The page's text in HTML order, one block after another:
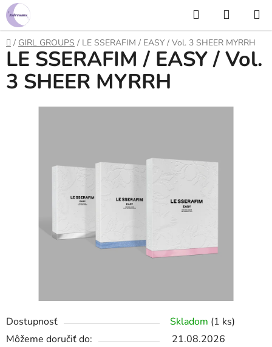
Prejsť
na
obsah
Hľadať
KOŠÍK
Domov
/ GIRL GROUPS / LE SSERAFIM / EASY / Vol. 3 SHEER MYRRH
Dostupnosť Skladom (1 ks)
Môžeme doručiť do:
21.08.2026
LE SSERAFIM / EASY / Vol.
3 SHEER MYRRH